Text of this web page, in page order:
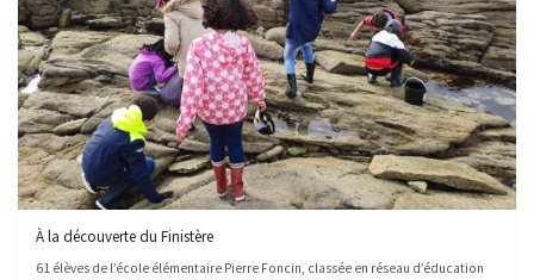
À la découverte du Finistère
61 élèves de l’école élémentaire Pierre Foncin, classée en réseau d’éducation